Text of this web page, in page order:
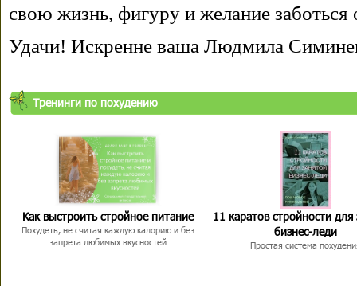
свою жизнь, фигуру и желание заботься
Удачи! Искренне ваша Людмила
Тренинги по похудению
Как выстроить стройное питание
Похудеть, не считая каждую калорию и без
запрета любимых вкусностей
11 каратов стройности для
бизнес-леди
Простая система